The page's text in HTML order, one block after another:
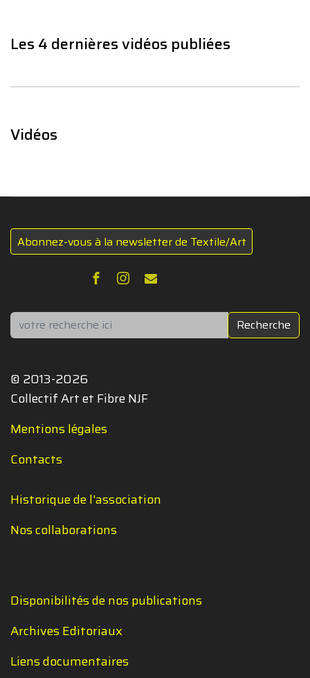
Les 4 dernières vidéos publiées
Vidéos
Abonnez-vous à la newsletter de Textile/Art
Rechercher Recherche
© 2013-2026
Collectif Art et Fibre NJF
Mentions légales
Contacts
Historique de l'association
Nos collaborations
Disponibilités de nos publications
Archives Editoriaux
Liens documentaires